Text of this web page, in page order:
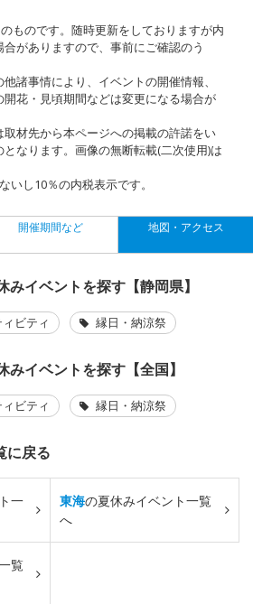
ものです。随時更新をしておりますが内
がありますので、事前にご確認のう
諸事情により、イベントの開催情報、
花・見頃期間などは変更になる場合が
材先から本ページへの掲載の許諾をい
なります。画像の無断転載(二次使用)は
し10％の内税表示です。
開催期間など 地図・アクセス
みイベントを探す【静岡県】
ビティ 縁日・納涼祭
みイベントを探す【全国】
ビティ 縁日・納涼祭
に戻る
一
東海の夏休みイベント一覧
へ
覧